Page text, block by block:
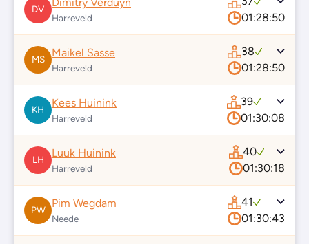
DV
Harreveld
01:28:50
MS
Maikel Sasse
Harreveld
38
01:28:50
KH
Kees Huinink
Harreveld
39
01:30:08
LH
Luuk Huinink
Harreveld
40
01:30:18
PW
Pim Wegdam
Neede
41
01:30:43